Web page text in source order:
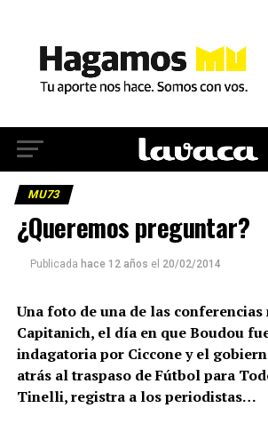
MU73
¿Queremos preguntar?
Publicada hace 12 años el 20/02/2014
Una foto de una de las
Capitanich, el día en que Boudou
indagatoria por Ciccone y el
atrás al traspaso de Fútbol para
Tinelli, registra a los periodistas…